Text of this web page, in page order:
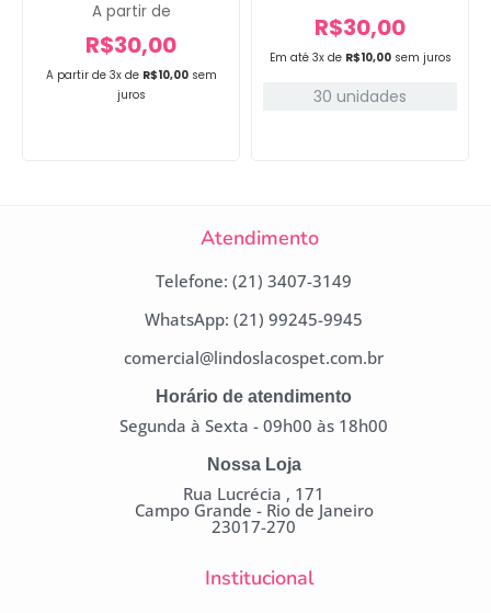
A partir de 3x de R$10,00 sem
juros
A partir de
R$30,00 Em até 3x de R$10,00 sem juros
R$30,00
30 unidades
Atendimento
Telefone: (21) 3407-3149
WhatsApp: (21) 99245-9945
comercial@lindoslacospet.com.br
Horário de atendimento
Segunda à Sexta - 09h00 às 18h00
Nossa Loja
Rua Lucrécia , 171
Campo Grande - Rio de Janeiro
23017-270
Institucional